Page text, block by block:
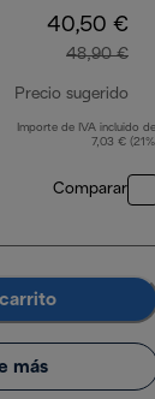
40,50 €
48,90 €
Precio sugerido
Importe de IVA incluido
7,03 €
Comparar
más